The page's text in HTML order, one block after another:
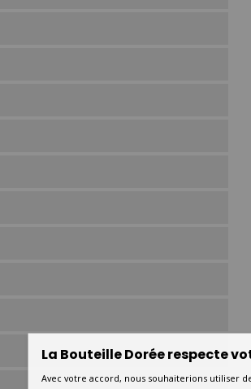
La Bouteille Dorée respecte
Avec votre accord, nous souhaiterions utiliser